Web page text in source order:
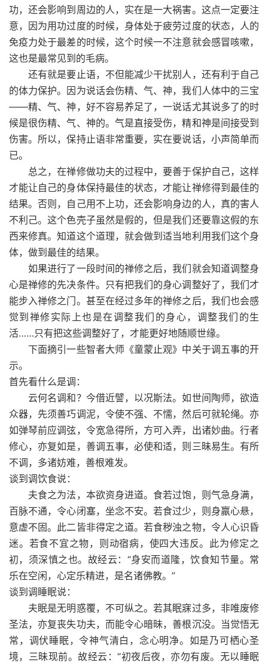
功，还会影响到周边的人，实在是一大祸害。这点一定要注
意，因为用功过度的时候，身体处于疲劳过度的状态，人的
免疫力处于最差的时候，这个时候一不注意就会感冒咳嗽，
这也是最常见到的毛病。
还有就是要止语，不但能减少干扰别人，还有利于自己
的体力保护。因为说话会伤精、气、神，我们人体中的三宝
——精、气、神，好不容易养足了，一说话尤其说多了的时
候是很伤精、气、神的。气是直接受伤，精和神是间接受到
伤害。所以，保持止语非常重要，实在要说话，小声简单而
已。
总之，在禅修做功夫的过程中，要善于保护自己，这样
才能让自己的身体保持最佳的状态，才能让禅修得到最佳的
结果。否则，自己用不上功，还会影响身边的人，真的害人
不利己。这个色壳子虽然是假的，但是我们还要靠这假的东
西来修真。知道这个道理，就会做到适当地利用我们这个身
体，做到最佳的结果。
如果进行了一段时间的禅修之后，我们就会知道调整身
心是禅修的先决条件。只有把我们的身心调整好了，我们才
能步入禅修之门。甚至在经过多年的禅修之后，我们也会感
觉到禅修实际上也是在调整我们的身心，调整我们的生
活……只有把这些调整好了，才能更好地随顺世缘。
下面摘引一些智者大师《童蒙止观》中关于调五事的开
示。
首先看什么是调：
云何名调和？今借近譬，以况斯法。如世间陶师，欲造
众器，先须善巧调泥，令使不强、不懦，然后可就轮绳。亦
如弹琴前应调弦，令宽急得所，方可入弄，出诸妙曲。行者
修心，亦复如是，善调五事，必使和适，则三昧易生。有所
不调，多诸妨难，善根难发。
谈到调饮食说：
夫食之为法，本欲资身进道。食若过饱，则气急身满，
百脉不通，令心闭塞，坐念不安。若食过少，则身羸心悬，
意虚不固。此二皆非得定之道。若食秽浊之物，令人心识昏
迷。若食不宜之物，则动宿病，使四大违反。此为修定之
初，须深慎之也。故经云：“身安而道隆，饮食知节量。常
乐在空闲，心定乐精进，是名诸佛教。”
谈到调睡眠说：
夫眠是无明惑覆，不可纵之。若其眠寐过多，非唯废修
圣法，亦复丧失功夫，而能令心暗昧，善根沉没。当觉悟无
常，调伏睡眠，令神气清白，念心明净。如是乃可栖心圣
境，三昧现前。故经云：“初夜后夜，亦勿有废。无以睡眠